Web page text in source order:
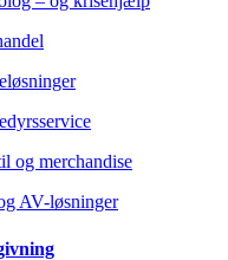
og merchandise
AV-løsninger